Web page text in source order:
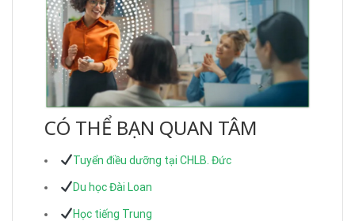
CÓ THỂ BẠN QUAN TÂM
Tuyển điều dưỡng tại CHLB. Đức
Du học Đài Loan
Học tiếng Trung